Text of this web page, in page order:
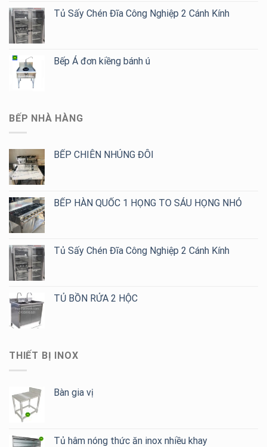
Tủ Sấy Chén Đĩa Công Nghiệp 2 Cánh Kính
Bếp Á đơn kiềng bánh ú
BẾP NHÀ HÀNG
BẾP CHIÊN NHÚNG ĐÔI
BẾP HÀN QUỐC 1 HỌNG TO SÁU HỌNG NHỎ
Tủ Sấy Chén Đĩa Công Nghiệp 2 Cánh Kính
TỦ BỒN RỬA 2 HỘC
THIẾT BỊ INOX
Bàn gia vị
Tủ hâm nóng thức ăn inox nhiều khay